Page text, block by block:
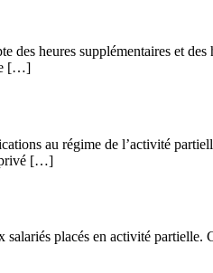
heures supplémentaires et des
[…]
au régime de l’activité
privé […]
salariés placés en activité partielle.